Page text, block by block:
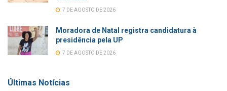
7 DE AGOSTO DE 2026
Moradora de Natal registra candidatura à
presidência pela UP
7 DE AGOSTO DE 2026
Últimas Notícias